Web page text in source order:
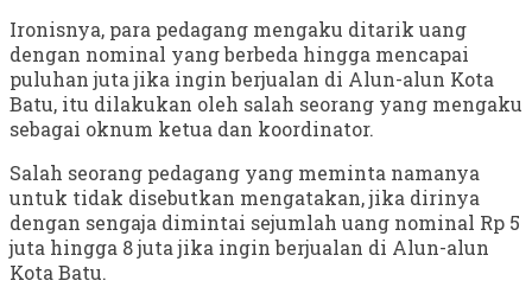
Ironisnya, para pedagang mengaku ditarik uang
dengan nominal yang berbeda hingga mencapai
puluhan juta jika ingin berjualan di Alun-alun Kota
Batu, itu dilakukan oleh salah seorang yang mengaku
sebagai oknum ketua dan koordinator.
Salah seorang pedagang yang meminta namanya
untuk tidak disebutkan mengatakan, jika dirinya
dengan sengaja dimintai sejumlah uang nominal Rp 5
juta hingga 8 juta jika ingin berjualan di Alun-alun
Kota Batu.